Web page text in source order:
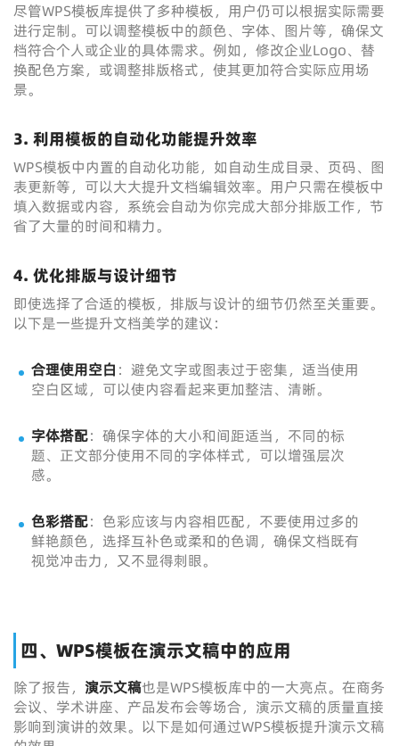
尽管WPS模板库提供了多种模板，用户仍可以根据实际需要
进行定制。可以调整模板中的颜色、字体、图片等，确保文
档符合个人或企业的具体需求。例如，修改企业Logo、替
换配色方案，或调整排版格式，使其更加符合实际应用场
景。
3. 利用模板的自动化功能提升效率
WPS模板中内置的自动化功能，如自动生成目录、页码、图
表更新等，可以大大提升文档编辑效率。用户只需在模板中
填入数据或内容，系统会自动为你完成大部分排版工作，节
省了大量的时间和精力。
4. 优化排版与设计细节
即使选择了合适的模板，排版与设计的细节仍然至关重要。
以下是一些提升文档美学的建议：
合理使用空白 ：避免文字或图表过于密集，适当使用
空白区域，可以使内容看起来更加整洁、清晰。
字体搭配：确保字体的大小和间距适当，不同的标
题、正文部分使用不同的字体样式，可以增强层次
感。
色彩搭配：色彩应该与内容相匹配，不要使用过多的
鲜艳颜色，选择互补色或柔和的色调，确保文档既有
视觉冲击力，又不显得刺眼。
四、WPS模板在演示文稿中的应用
除了报告， 演示文稿也是WPS模板库中的一大亮点。在商务
会议、学术讲座、产品发布会等场合，演示文稿的质量直接
影响到演讲的效果。以下是如何通过WPS模板提升演示文稿